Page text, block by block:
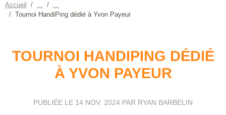
Accueil
Tournoi HandiPing dédié à Yvon Payeur
TOURNOI HANDIPING DÉDIÉ
À YVON PAYEUR
PUBLIÉE LE 14 NOV. 2024 PAR RYAN BARBELIN